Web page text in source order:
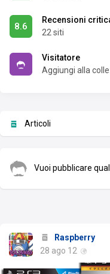
8.6
Recensioni
22 siti
Visitatore
Aggiungi alla
Articoli
Vuoi pubblicare
Raspberry
28 ago 12